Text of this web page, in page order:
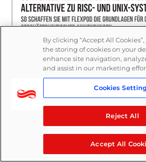
Ratgeber: Converged
Server mit RISC-Prozessoren und
Betriebssystem haben ihre
sich. IT-Projekte benötigen
wesentlich agilere IT-Infrastruktur,
beispielsweise FlexPod
By clicking “Accept All
the storing of cookies on your
enhance site navigation,
and assist in our marketing
Cookies
Reject All
Accept All